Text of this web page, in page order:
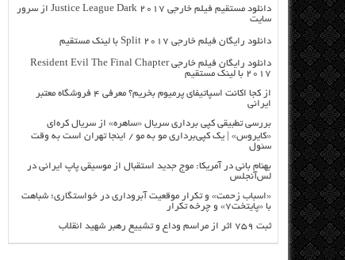
دانلود مستقیم فیلم خارجی Justice League Dark 2017 از سرور
سایت
دانلود رایگان فیلم خارجی Split 2017 با لینک مستقیم
دانلود رایگان فیلم خارجی Resident Evil The Final Chapter
2017 با لینک مستقیم
از کجا اکانت اسپاتیفای پرمیوم بخریم؟ معرفی ۴ فروشگاه معتبر
ایرانی
بررسی تطبیقی کپی برداری سریال «ساهره» از سریال کره‌ای
«کایروس» | یک کپی‌برداری مو به مو / اینجا تهران است به وقت
سئول
بهنام بانی در آمریکا: موج جدید استقبال از موسیقی پاپ ایرانی در
لس‌آنجلس
«اسباب زحمت» و تکرار موقعیت آبروداری در خواستگاری؛ شباهت
با «پایتخت۷» و چرخه تکرار
ثبت ۷۵۹ اثر از مراسم وداع و تشییع رهبر شهید انقلاب